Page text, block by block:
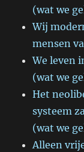
(wat we
Wij
mensen
We leven
(wat we
Het
systeem
(wat we
Alleen